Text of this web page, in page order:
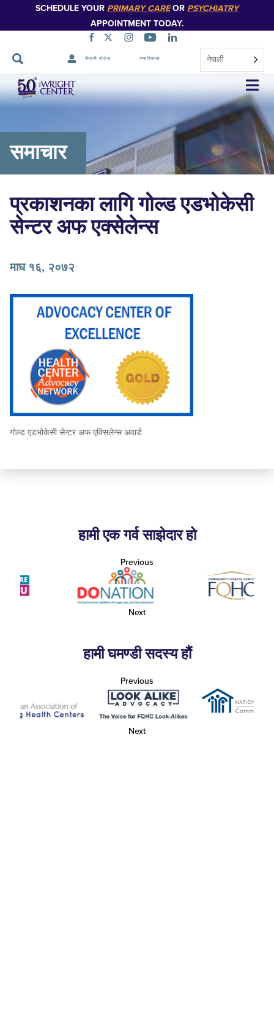
SCHEDULE YOUR PRIMARY CAREOR PSYCHIATRY
APPOINTMENT TODAY.
बिरामी पोर्टल क्यारियरस नेपाली
नेभिगेसन
स्किप
गर्नुहोस्
समाचार
प्रकाशनका लागि गोल्ड एडभोकेसी
सेन्टर अफ एक्सेलेन्स
माघ १६, २०७२
गोल्ड एडभोकेसी सेन्टर अफ एक्सिलेन्स अवार्ड
हामी एक गर्व साझेदार हो
Previous
Next
हामी घमण्डी सदस्य हौं
Previous
Next